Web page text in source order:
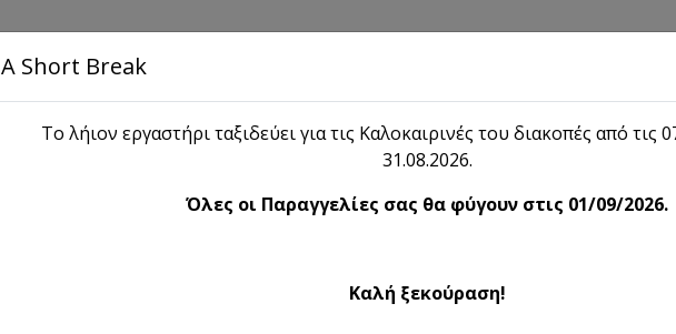
Αρχική
Shop
Textured Wall Art Anchored
A Short Break
Το λήιον εργαστήρι ταξιδεύει για τις Καλοκαιρινές του διακοπές από τις
31.08.2026.
Όλες οι Παραγγελίες σας θα φύγουν στις 01/09/2026.
Καλή ξεκούραση!